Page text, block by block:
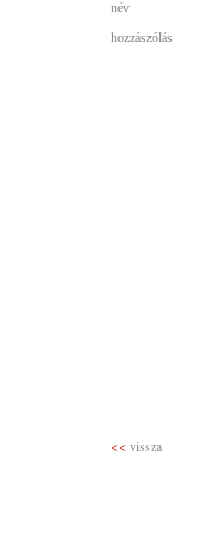
név
hozzászólás
<< vissza